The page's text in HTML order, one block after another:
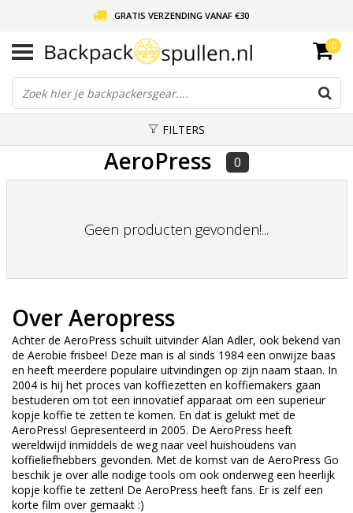
GRATIS VERZENDING VANAF €30
LIEFDE VOOR BACKPACKEN!
30 DAGEN GRATIS RETOUR
0
FILTERS
AeroPress 0
Geen producten gevonden!...
Over Aeropress
Achter de AeroPress schuilt uitvinder Alan Adler, ook bekend van
de Aerobie frisbee! Deze man is al sinds 1984 een onwijze baas
en heeft meerdere populaire uitvindingen op zijn naam staan. In
2004 is hij het proces van koffiezetten en koffiemakers gaan
bestuderen om tot een innovatief apparaat om een superieur
kopje koffie te zetten te komen. En dat is gelukt met de
AeroPress! Gepresenteerd in 2005. De AeroPress heeft
wereldwijd inmiddels de weg naar veel huishoudens van
koffieliefhebbers gevonden. Met de komst van de AeroPress Go
beschik je over alle nodige tools om ook onderweg een heerlijk
kopje koffie te zetten! De AeroPress heeft fans. Er is zelf een
korte film over gemaakt :)